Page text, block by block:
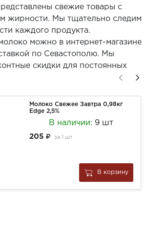
свежие товары с
жирности. Мы тщательно следим
каждого продукта.
можно в интернет-магазине
по Севастополю. Мы
скидки для постоянных
Молоко Свежее Завтра 0,98кг
Edge 2,5%
В наличии: 9 шт
205 за 1 шт
В корзину